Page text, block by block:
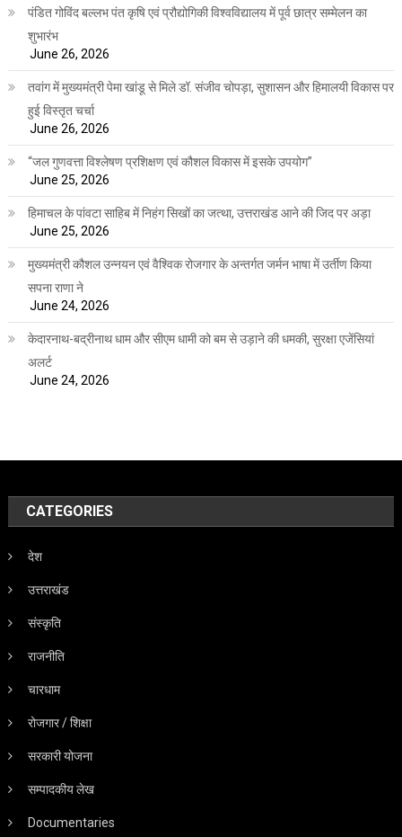
पंडित गोविंद बल्लभ पंत कृषि एवं प्रौद्योगिकी विश्वविद्यालय में पूर्व छात्र सम्मेलन का
शुभारंभ
June 26, 2026
तवांग में मुख्यमंत्री पेमा खांडू से मिले डॉ. संजीव चोपड़ा, सुशासन और हिमालयी विकास पर
हुई विस्तृत चर्चा
June 26, 2026
“जल गुणवत्ता विश्लेषण प्रशिक्षण एवं कौशल विकास में इसके उपयोग”
June 25, 2026
हिमाचल के पांवटा साहिब में निहंग सिखों का जत्था, उत्तराखंड आने की जिद पर अड़ा
June 25, 2026
मुख्यमंत्री कौशल उन्नयन एवं वैश्विक रोजगार के अन्तर्गत जर्मन भाषा में उर्तीण किया
सपना राणा ने
June 24, 2026
केदारनाथ-बद्रीनाथ धाम और सीएम धामी को बम से उड़ाने की धमकी, सुरक्षा एजेंसियां
अलर्ट
June 24, 2026
CATEGORIES
देश
उत्तराखंड
संस्कृति
राजनीति
चारधाम
रोजगार / शिक्षा
सरकारी योजना
सम्पादकीय लेख
Documentaries